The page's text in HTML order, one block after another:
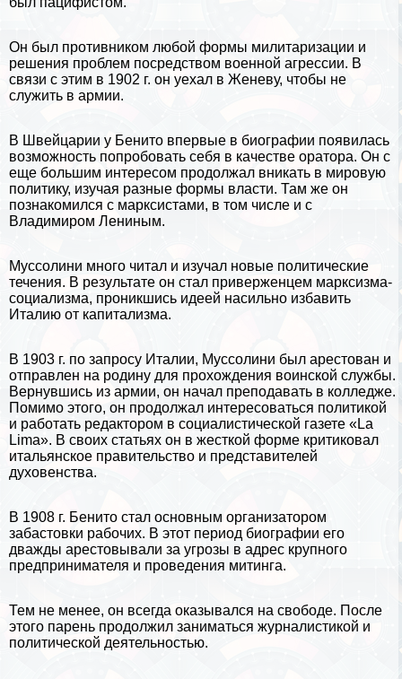
Он был противником любой формы милитаризации и
решения проблем посредством военной агрессии. В
связи с этим в 1902 г. он уехал в Женеву, чтобы не
служить в армии.
В Швейцарии у Бенито впервые в биографии появилась
возможность попробовать себя в качестве оратора. Он с
еще большим интересом продолжал вникать в мировую
политику, изучая разные формы власти. Там же он
познакомился с марксистами, в том числе и с
Владимиром Лениным.
Муссолини много читал и изучал новые политические
течения. В результате он стал приверженцем марксизма-
социализма, проникшись идеей насильно избавить
Италию от капитализма.
В 1903 г. по запросу Италии, Муссолини был арестован и
отправлен на родину для прохождения воинской службы.
Вернувшись из армии, он начал преподавать в колледже.
Помимо этого, он продолжал интересоваться политикой
и работать редактором в социалистической газете «La
Lima». В своих статьях он в жесткой форме критиковал
итальянское правительство и представителей
духовенства.
В 1908 г. Бенито стал основным организатором
забастовки рабочих. В этот период биографии его
дважды арестовывали за угрозы в адрес крупного
предпринимателя и проведения митинга.
Тем не менее, он всегда оказывался на свободе. После
этого парень продолжил заниматься журналистикой и
политической деятельностью.